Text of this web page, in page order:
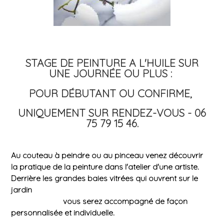
STAGE DE PEINTURE A L'HUILE SUR
UNE JOURNÉE OU PLUS :
POUR DÉBUTANT OU CONFIRME,
UNIQUEMENT SUR RENDEZ-VOUS - 06
75 79 15 46.
Au couteau à peindre ou au pinceau venez découvrir
la pratique de la peinture dans l'atelier d'une artiste.
Derrière les grandes baies vitrées qui ouvrent sur le
jardin
vous serez accompagné de façon
personnalisée et individuelle.